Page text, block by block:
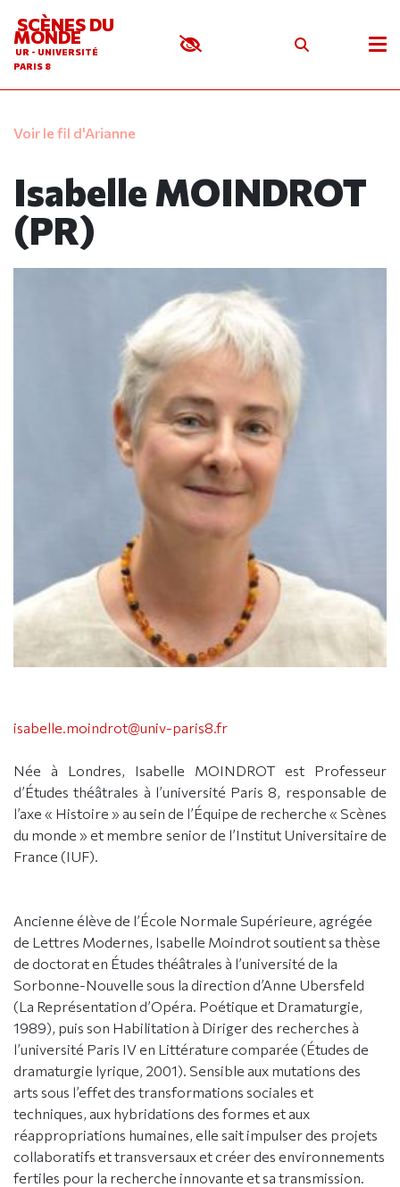
SCÈNES DU
MONDE
UR - UNIVERSITÉ
PARIS 8
Voir le fil d'Arianne
Isabelle MOINDROT
(PR)
isabelle.moindrot@univ-paris8.fr
Née à Londres, Isabelle MOINDROT est Professeur
d’Études théâtrales à l’université Paris 8, responsable de
l’axe « Histoire » au sein de l’Équipe de recherche « Scènes
du monde » et membre senior de l’Institut Universitaire de
France (IUF).
Ancienne élève de l’École Normale Supérieure, agrégée
de Lettres Modernes, Isabelle Moindrot soutient sa thèse
de doctorat en Études théâtrales à l’université de la
Sorbonne-Nouvelle sous la direction d’Anne Ubersfeld
(La Représentation d’Opéra. Poétique et Dramaturgie,
1989), puis son Habilitation à Diriger des recherches à
l’université Paris IV en Littérature comparée (Études de
dramaturgie lyrique, 2001). Sensible aux mutations des
arts sous l’effet des transformations sociales et
techniques, aux hybridations des formes et aux
réappropriations humaines, elle sait impulser des projets
collaboratifs et transversaux et créer des environnements
fertiles pour la recherche innovante et sa transmission.